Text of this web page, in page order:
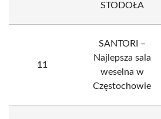
STODOŁA
11
SANTORI –
Najlepsza sala
weselna w
Częstochowie